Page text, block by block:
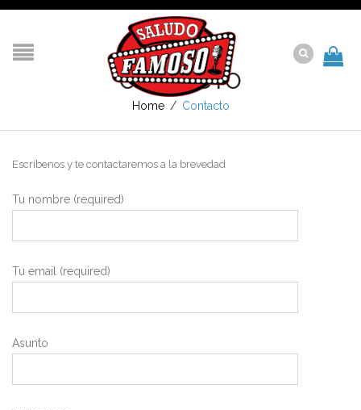
CONTACTO
Home / Contacto
Escríbenos y te contactaremos a la brevedad
Tu nombre (required)
Tu email (required)
Asunto